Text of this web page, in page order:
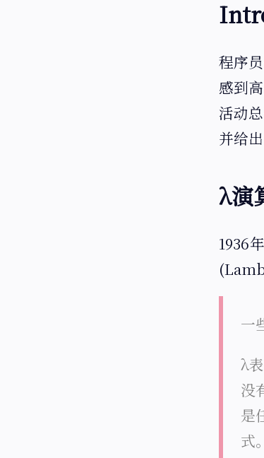
程序
感到
活动
并给
λ演
1936
一
λ
没
是
式。